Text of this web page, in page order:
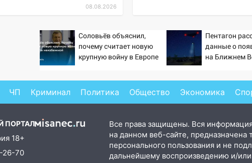
из машины
гранату: его
и шквал до 27
хотел купить
и потерял
08.08.2026
Соловьёв объяснил,
почему считает новую
крупную войну в Европе
Пентагон
данные о
на Ближнем
ЧП Криминал Политика Общество Экономика
ПОРТАЛ
18+
26-70
Все права защищены. Вся
на данном веб-сайте, предназначена
персонального пользования и не
дальнейшему воспроизведению и/или